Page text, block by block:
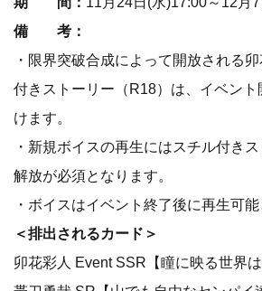
備 考：
・限界突破合成によって開放される
付きストーリー（R18）は、イベン
けます。
・新規ボイスの再生にはスチル付き
解放が必須となります。
・ボイスはイベント終了後に再生可能
＜排出されるカード＞
卯花彩人 Event SSR【瞳に映る世界は